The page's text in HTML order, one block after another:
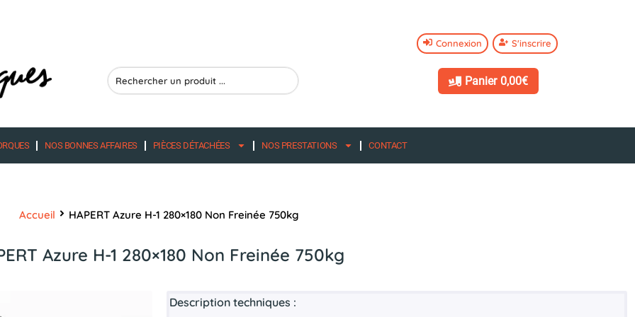
Search
...
Connexion S'inscrire
Panier 0,00€
NOS BONNES AFFAIRES PIÈCES DÉTACHÉES NOS PRESTATIONS CONTACT
Azure H-1 280×180 Non Freinée 750kg
Accueil HAPERT Azure H-1 280×180 Non Freinée 750kg
Description techniques :